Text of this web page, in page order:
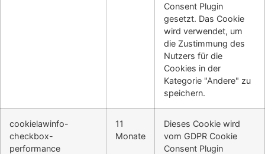
Consent Plugin
gesetzt. Das Cookie
wird verwendet, um
die Zustimmung des
Nutzers für die
Cookies in der
Kategorie "Andere" zu
speichern.
cookielawinfo-
checkbox-
performance
11
Monate
Dieses Cookie wird
vom GDPR Cookie
Consent Plugin